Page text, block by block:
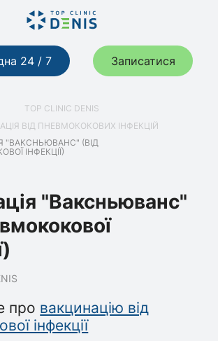
24 / 7 Записатися
TOP CLINIC DENIS
ВІД ПНЕВМОКОКОВИХ ІНФЕКЦІЙ
"ВАКСНЬЮВАНС" (ВІД
ІНФЕКЦІЇ)
"Ваксньюванс"
про вакцинацію від
інфекції